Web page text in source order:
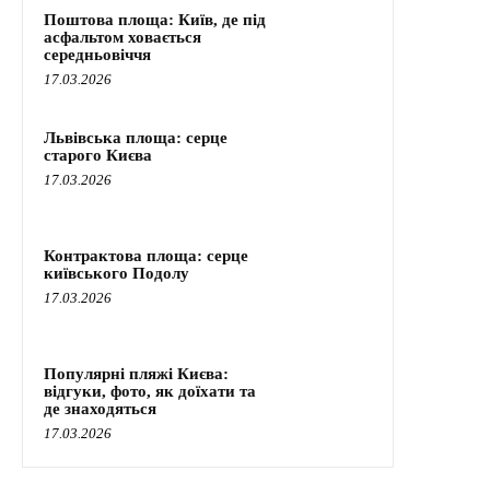
Поштова площа: Київ, де під
асфальтом ховається
середньовіччя
17.03.2026
Львівська площа: серце
старого Києва
17.03.2026
Контрактова площа: серце
київського Подолу
17.03.2026
Популярні пляжі Києва:
відгуки, фото, як доїхати та
де знаходяться
17.03.2026